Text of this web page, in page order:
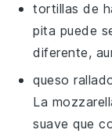
tortillas de
pita puede
diferente,
queso
La
suave que